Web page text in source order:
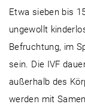
Etwa sieben bis
ungewollt
Befruchtung, im
sein. Die IVF
außerhalb des
werden mit